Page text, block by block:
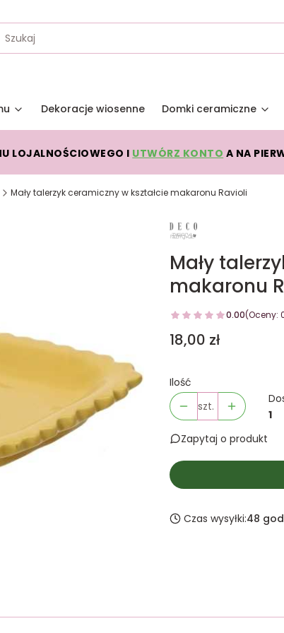
Dekoracje wiosenne Domki ceramiczne
LOJALNOŚCIOWEGO I UTWÓRZ KONTO A NA
Mały talerzyk ceramiczny w kształcie makaronu Ravioli
Mały
makaronu
0.00(Oceny:
Cena
18,00 zł
Ilość
szt.
1
Zapytaj o produkt
Czas wysyłki:48